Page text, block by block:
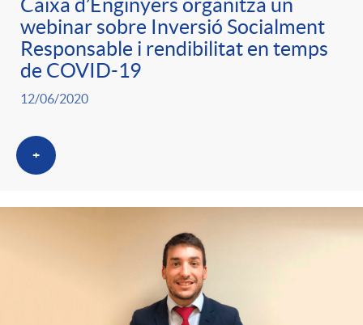
Caixa d’Enginyers organitza un
webinar sobre Inversió Socialment
Responsable i rendibilitat en temps
de COVID-19
12/06/2020
+